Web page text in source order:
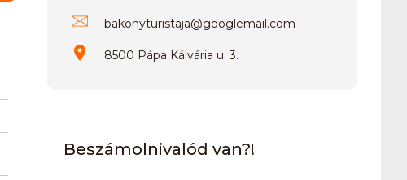
bakonyturistaja@googlemail.com
8500 Pápa Kálvária u. 3.
Beszámolnivalód van?!